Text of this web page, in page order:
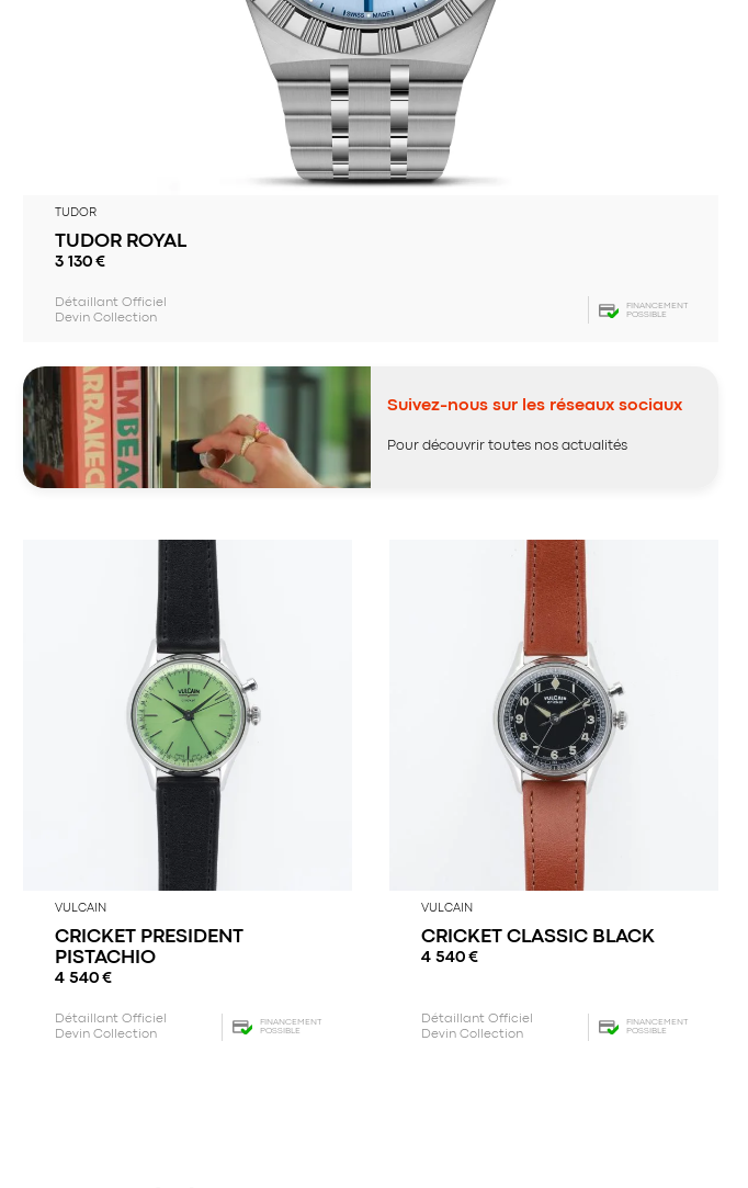
TUDOR
TUDOR ROYAL
3 130€
Détaillant Officiel
Devin Collection
FINANCEMENT
POSSIBLE
Suivez-nous sur les réseaux sociaux
Pour découvrir toutes nos actualités
VULCAIN
CRICKET PRESIDENT
PISTACHIO
4 540€
Détaillant Officiel
Devin Collection
FINANCEMENT
POSSIBLE
VULCAIN
CRICKET CLASSIC BLACK
4 540€
Détaillant Officiel
Devin Collection
FINANCEMENT
POSSIBLE